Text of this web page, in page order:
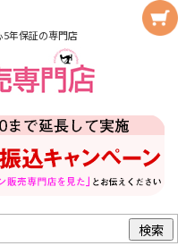
5年保証の専門店